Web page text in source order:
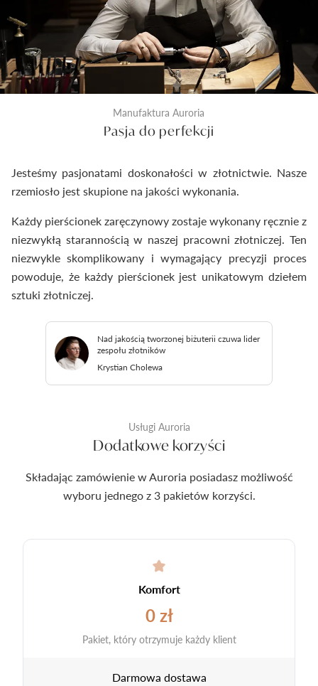
Manufaktura Auroria
Pasja do perfekcji
Jesteśmy pasjonatami doskonałości w złotnictwie. Nasze
rzemiosło jest skupione na jakości wykonania.
Każdy pierścionek zaręczynowy zostaje wykonany ręcznie z
niezwykłą starannością w naszej pracowni złotniczej. Ten
niezwykle skomplikowany i wymagający precyzji proces
powoduje, że każdy pierścionek jest unikatowym dziełem
sztuki złotniczej.
Nad jakością tworzonej biżuterii czuwa lider
zespołu złotników
Krystian Cholewa
Usługi Auroria
Dodatkowe korzyści
Składając zamówienie w Auroria posiadasz możliwość
wyboru jednego z 3 pakietów korzyści.
Komfort
0 zł
Pakiet, który otrzymuje każdy klient
Darmowa dostawa